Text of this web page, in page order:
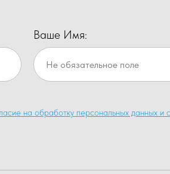
Ваше Имя:
на обработку персональных данных и